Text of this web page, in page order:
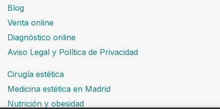
Blog
Venta online
Diagnóstico online
Aviso Legal y Política de Privacidad
Cirugía estética
Medicina estética en Madrid
Nutrición y obesidad